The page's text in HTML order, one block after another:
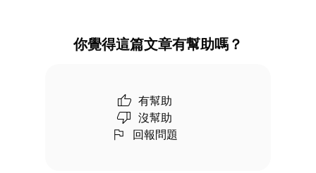
你覺得這篇文章有幫助嗎？
有幫助
沒幫助
回報問題